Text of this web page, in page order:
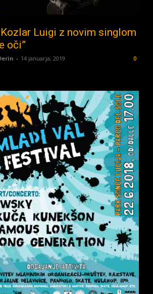
Kozlar Luigi z novim singlom
oči”
- 14 januarja, 2019 0